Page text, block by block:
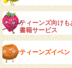
ティーンズ向けもあるよ電子
書籍サービス
ティーンズイベン